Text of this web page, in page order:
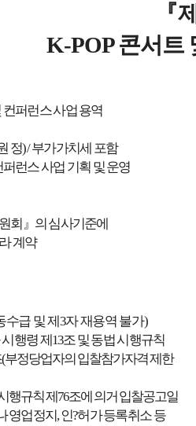
『제
K-POP콘서트
컨퍼런스 사업 용역
정) /부가가치세 포함
런스 사업 기획 및 운영
회 』 의 심사기준에
계약
수급 및 제3자 재용역 불가)
행령 제13조 및 동법 시행규칙
(부정당업자의 입찰참가자격 제한
행규칙 제76조에 의거 입찰공고일
영업정지,인?허가 등록취소 등